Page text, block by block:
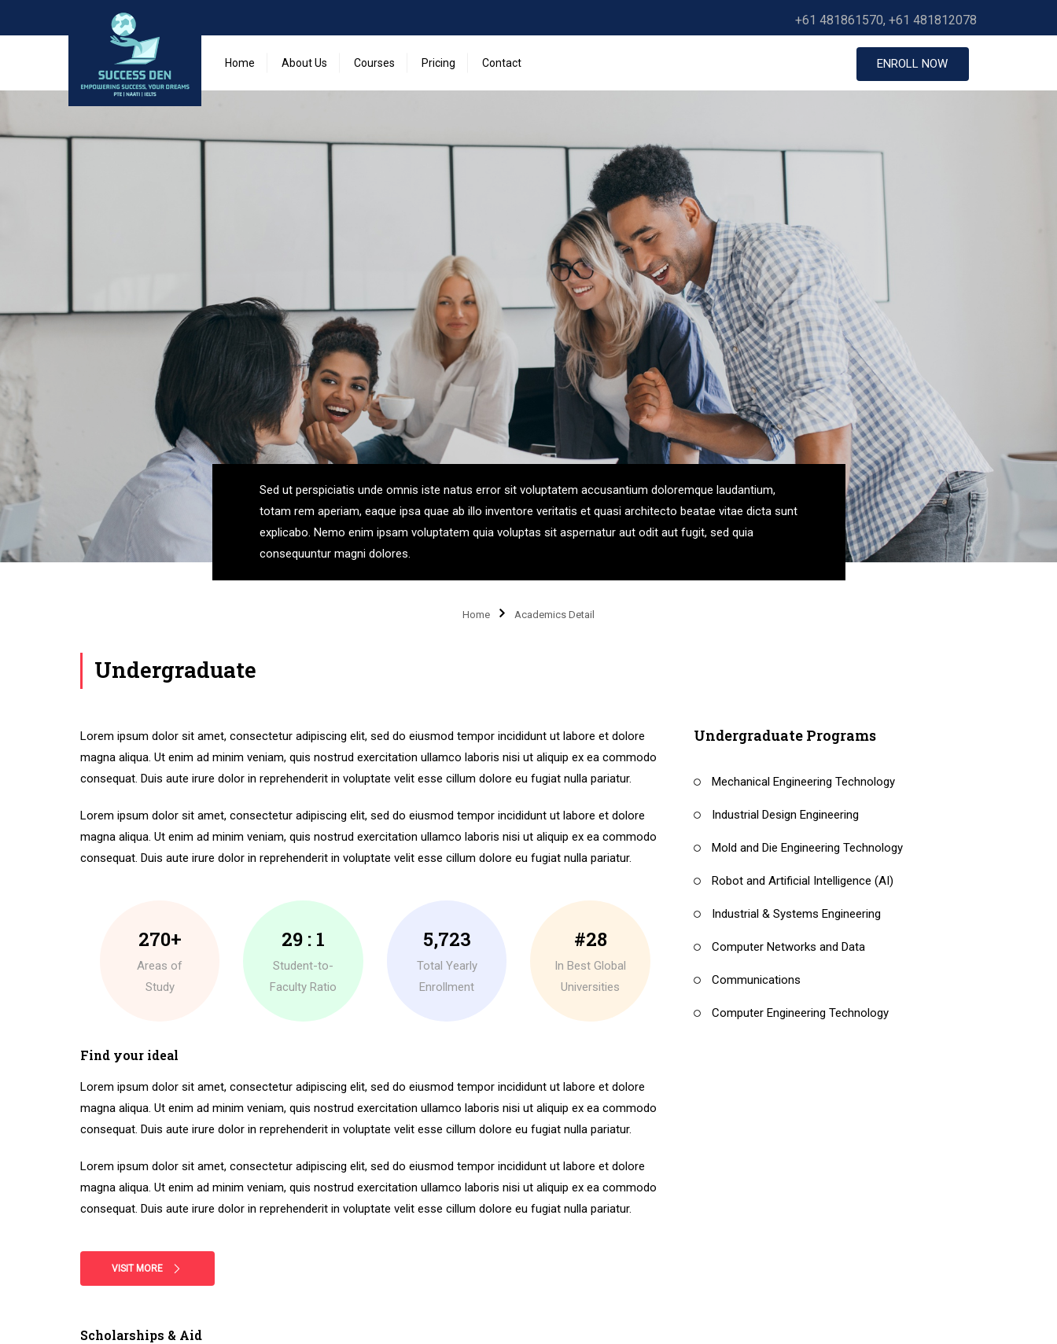
+61 481861570, +61 481812078
Home About Us Courses Pricing Contact ENROLL NOW
Sed ut perspiciatis unde omnis iste natus error sit voluptatem accusantium doloremque laudantium,
totam rem aperiam, eaque ipsa quae ab illo inventore veritatis et quasi architecto beatae vitae dicta sunt
explicabo. Nemo enim ipsam voluptatem quia voluptas sit aspernatur aut odit aut fugit, sed quia
consequuntur magni dolores.
Home Academics Detail
Undergraduate
Lorem ipsum dolor sit amet, consectetur adipiscing elit, sed do eiusmod tempor incididunt ut labore et dolore
magna aliqua. Ut enim ad minim veniam, quis nostrud exercitation ullamco laboris nisi ut aliquip ex ea commodo
consequat. Duis aute irure dolor in reprehenderit in voluptate velit esse cillum dolore eu fugiat nulla pariatur.
Lorem ipsum dolor sit amet, consectetur adipiscing elit, sed do eiusmod tempor incididunt ut labore et dolore
magna aliqua. Ut enim ad minim veniam, quis nostrud exercitation ullamco laboris nisi ut aliquip ex ea commodo
consequat. Duis aute irure dolor in reprehenderit in voluptate velit esse cillum dolore eu fugiat nulla pariatur.
270+
Areas of
Study
29 : 1
Student-to-
Faculty Ratio
5,723
Total Yearly
Enrollment
#28
In Best Global
Universities
Find your ideal
Lorem ipsum dolor sit amet, consectetur adipiscing elit, sed do eiusmod tempor incididunt ut labore et dolore
magna aliqua. Ut enim ad minim veniam, quis nostrud exercitation ullamco laboris nisi ut aliquip ex ea commodo
consequat. Duis aute irure dolor in reprehenderit in voluptate velit esse cillum dolore eu fugiat nulla pariatur.
Lorem ipsum dolor sit amet, consectetur adipiscing elit, sed do eiusmod tempor incididunt ut labore et dolore
magna aliqua. Ut enim ad minim veniam, quis nostrud exercitation ullamco laboris nisi ut aliquip ex ea commodo
consequat. Duis aute irure dolor in reprehenderit in voluptate velit esse cillum dolore eu fugiat nulla pariatur.
VISIT MORE
Scholarships & Aid
Undergraduate Programs
Mechanical Engineering Technology
Industrial Design Engineering
Mold and Die Engineering Technology
Robot and Artificial Intelligence (AI)
Industrial & Systems Engineering
Computer Networks and Data
Communications
Computer Engineering Technology